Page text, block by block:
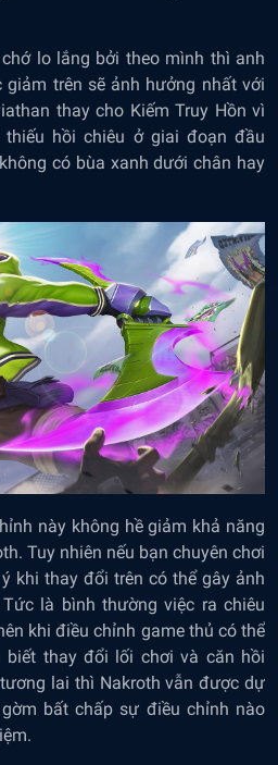
lo lắng bởi theo mình thì anh
giảm trên sẽ ảnh hưởng nhất với
thay cho Kiếm Truy Hồn vì
hồi chiêu ở giai đoạn đầu
có bùa xanh dưới chân hay
này không hề giảm khả năng
Tuy nhiên nếu bạn chuyên chơi
khi thay đổi trên có thể gây ảnh
là bình thường việc ra chiêu
khi điều chỉnh game thủ có thể
biết thay đổi lối chơi và căn hồi
lai thì Nakroth vẫn được dự
bất chấp sự điều chỉnh nào